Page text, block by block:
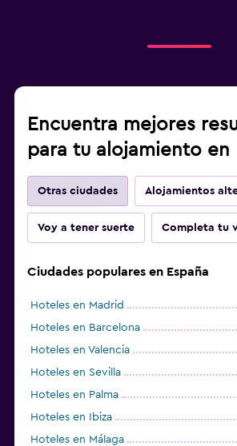
Encuentra mejores
para tu alojamiento en
Otras ciudades Alojamientos
Voy a tener suerte Completa tu
Ciudades populares en España
Hoteles en Madrid
Hoteles en Barcelona
Hoteles en Valencia
Hoteles en Sevilla
Hoteles en Palma
Hoteles en Ibiza
Hoteles en Málaga